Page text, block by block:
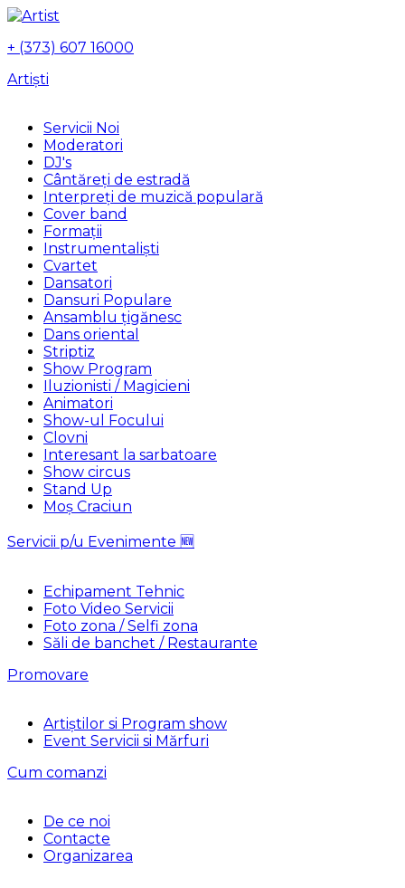
+ (373) 607 16000
Artiști
Servicii Noi
Moderatori
DJ's
Сântăreți de estradă
Interpreți de muzică populară
Сover band
Formații
Instrumentalişti
Cvartet
Dansatori
Dansuri Populare
Ansamblu țigănesc
Dans oriental
Striptiz
Show Program
Iluzionisti / Magicieni
Animatori
Show-ul Focului
Clovni
Interesant la sarbatoare
Show circus
Stand Up
Moș Craciun
Servicii p/u Evenimente 🆕
Echipament Tehnic
Foto Video Servicii
Foto zona / Selfi zona
Săli de banchet / Restaurante
Promovare
Artiștilor si Program show
Event Servicii si Mărfuri
Cum comanzi
De ce noi
Contacte
Organizarea